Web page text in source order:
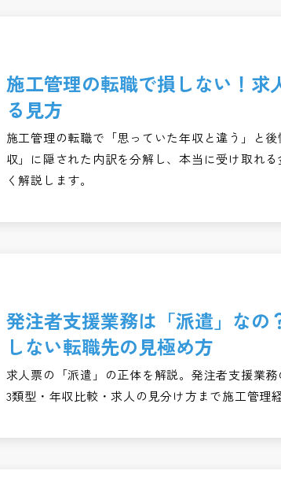
施工管理の転職で損しない！求
る見方
施工管理の転職で「思っていた年収と違う」と
収」に隠された内訳を分解し、本当に受け取れ
く解説します。
発注者支援業務は「派遣」なの
しない転職先の見極め方
求人票の「派遣」の正体を解説。発注者支援業
3類型・年収比較・求人の見分け方まで施工管理